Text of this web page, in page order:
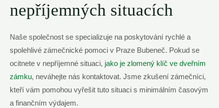
nepříjemných situacích
Naše společnost se specializuje na poskytování rychlé a
spolehlivé zámečnické pomoci v Praze Bubeneč. Pokud se
ocitnete v nepříjemné situaci, jako je zlomený klíč ve dveřním
zámku, neváhejte nás kontaktovat. Jsme zkušení zámečníci,
kteří vám pomohou vyřešit tuto situaci s minimálním časovým
a finančním výdajem.